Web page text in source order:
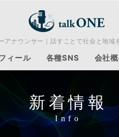
アナウンサー｜話すことで社会と地域
ィール 各種SNS 会社
新着情報